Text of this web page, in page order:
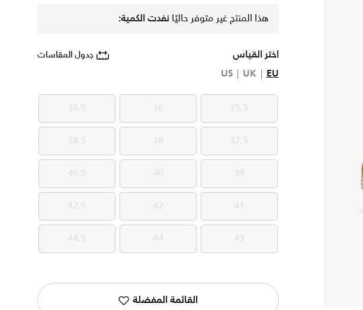
هذا المنتج غير متوفر حاليًا نفدت الكمية:
اختر القياس جدول المقاسات
EU
UK
US
35.5
35.5
36
36
36.5
36.5
37.5
37.5
38
38
38.5
38.5
39
39
40
40
40.5
40.5
41
41
42
42
42.5
42.5
43
43
44
44
44.5
44.5
القائمة المفضلة